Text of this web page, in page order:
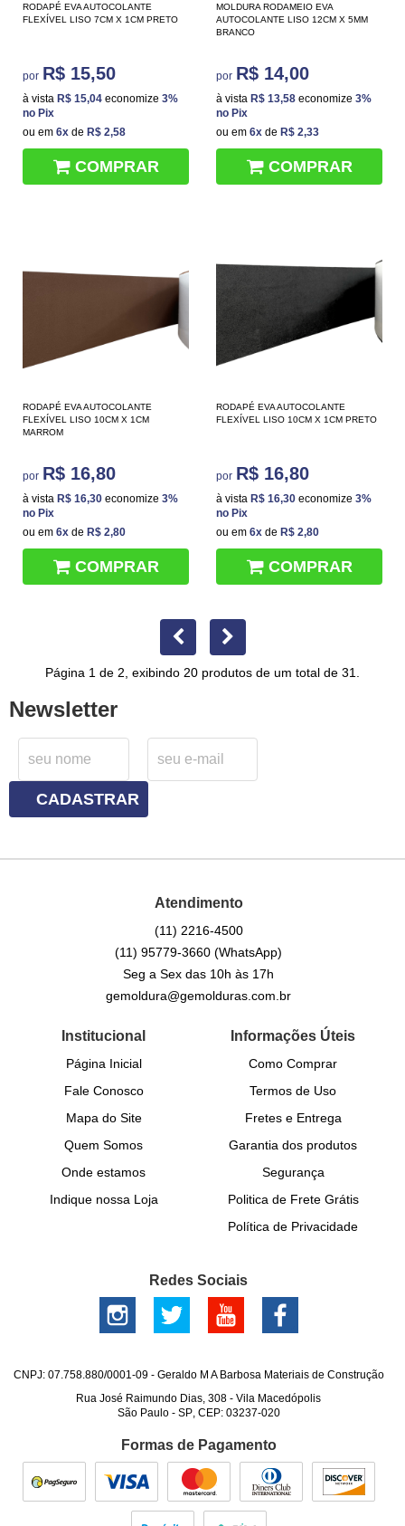
RODAPÉ EVA AUTOCOLANTE
FLEXÍVEL LISO 7CM X 1CM PRETO
por R$ 15,50
à vista R$ 15,04 economize 3%
no Pix
ou em 6x de R$ 2,58
COMPRAR
MOLDURA RODAMEIO EVA
AUTOCOLANTE LISO 12CM X 5MM
BRANCO
por R$ 14,00
à vista R$ 13,58 economize 3%
no Pix
ou em 6x de R$ 2,33
COMPRAR
RODAPÉ EVA AUTOCOLANTE
FLEXÍVEL LISO 10CM X 1CM
MARROM
por R$ 16,80
à vista R$ 16,30 economize 3%
no Pix
ou em 6x de R$ 2,80
COMPRAR
RODAPÉ EVA AUTOCOLANTE
FLEXÍVEL LISO 10CM X 1CM PRETO
por R$ 16,80
à vista R$ 16,30 economize 3%
no Pix
ou em 6x de R$ 2,80
COMPRAR
Página 1 de 2, exibindo 20 produtos de um total de 31.
Newsletter
CADASTRAR
Atendimento
(11) 2216-4500
(11) 95779-3660(WhatsApp)
Seg a Sex das 10h às 17h
gemoldura@gemolduras.com.br
Institucional
Página Inicial
Fale Conosco
Mapa do Site
Quem Somos
Onde estamos
Indique nossa Loja
Informações Úteis
Como Comprar
Termos de Uso
Fretes e Entrega
Garantia dos produtos
Segurança
Politica de Frete Grátis
Política de Privacidade
Redes Sociais
CNPJ: 07.758.880/0001-09 - Geraldo M A Barbosa Materiais de Construção
Rua José Raimundo Dias, 308 -Vila Macedópolis
São Paulo- SP, CEP: 03237-020
Formas de Pagamento